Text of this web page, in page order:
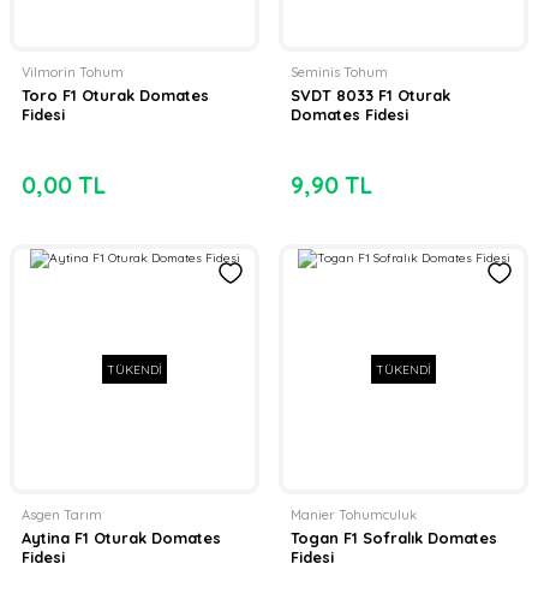
Vilmorin Tohum
Toro F1 Oturak Domates
Fidesi
0,00 TL
Seminis Tohum
SVDT 8033 F1 Oturak
Domates Fidesi
9,90 TL
TÜKENDİ
Asgen Tarım
Aytina F1 Oturak Domates
Fidesi
TÜKENDİ
Manier Tohumculuk
Togan F1 Sofralık Domates
Fidesi